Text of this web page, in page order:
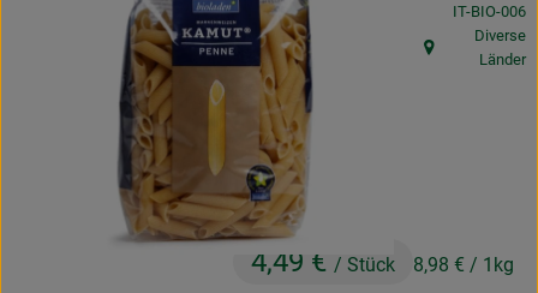
Obst & Gemüse
Drogerie & Diverses
4,49 € / Stück 8,98 € / 1kg
,IT-BIO-006
, Herkunft:
Diverse
Länder